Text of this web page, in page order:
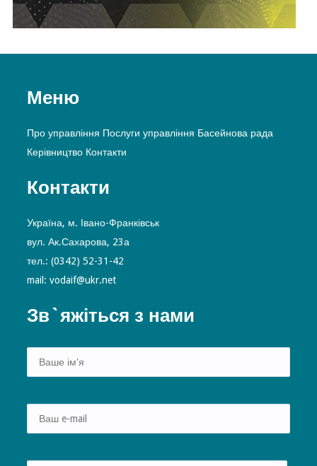
Меню
Про управління Послуги управління Басейнова рада
Керівництво Контакти
Контакти
Україна, м. Івано-Франківськ
вул. Ак.Сахарова, 23а
тел.: (0342) 52-31-42
mail: vodaif@ukr.net
Зв`яжіться з нами